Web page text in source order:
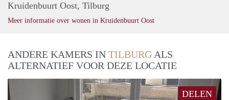
Kruidenbuurt Oost, Tilburg
Meer informatie over wonen in Kruidenbuurt Oost
ANDERE KAMERS IN TILBURG ALS
ALTERNATIEF VOOR DEZE LOCATIE
DELEN